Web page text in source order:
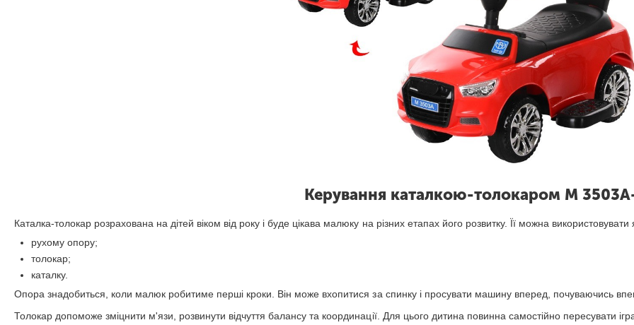
Керування каталкою-толокаром M
Каталка-толокар розрахована на дітей віком від року і буде цікава малюку на різних етапах його розвитку. Її можна використовувати
рухому опору;
толокар;
каталку.
Опора знадобиться, коли малюк робитиме перші кроки. Він може вхопитися за спинку і просувати машину вперед, почуваючись
Толокар допоможе зміцнити м'язи, розвинути відчуття балансу та координації. Для цього дитина повинна самостійно пересувати